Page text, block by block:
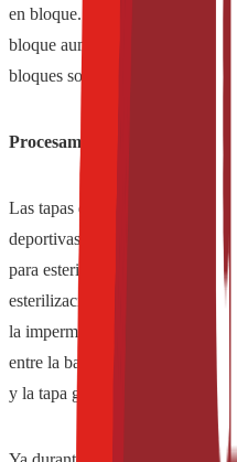
en bloque. Después el
bloque aumentó
bloques son los sistemas del
Procesamiento de tapas
Las tapas deportivas se pueden
deportivas aptas para
para esterilización seca y tapas
esterilización in situ. La
la impermeabilidad al medio de
entre la base de la tapa y la
y la tapa guardapolvo.